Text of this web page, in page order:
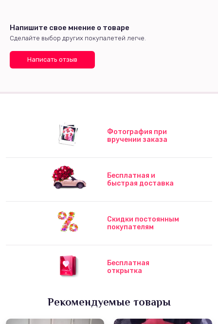
Напишите свое мнение о товаре
Сделайте выбор других покупалетей легче.
Написать отзыв
Фотография при
вручении заказа
Бесплатная и
быстрая доставка
Скидки постоянным
покупателям
Бесплатная
открытка
Рекомендуемые товары